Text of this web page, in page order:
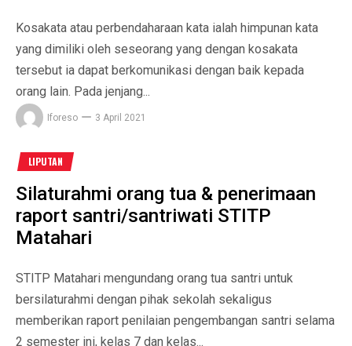
Kosakata atau perbendaharaan kata ialah himpunan kata
yang dimiliki oleh seseorang yang dengan kosakata
tersebut ia dapat berkomunikasi dengan baik kepada
orang lain. Pada jenjang...
Iforeso 3 April 2021
LIPUTAN
Silaturahmi orang tua & penerimaan
raport santri/santriwati STITP
Matahari
STITP Matahari mengundang orang tua santri untuk
bersilaturahmi dengan pihak sekolah sekaligus
memberikan raport penilaian pengembangan santri selama
2 semester ini, kelas 7 dan kelas...